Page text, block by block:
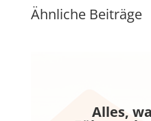
Ähnliche Beiträge
Alles,